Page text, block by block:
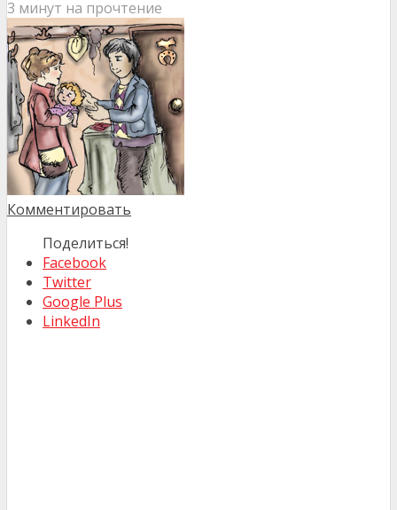
3 минут на прочтение
Комментировать
Поделиться!
Facebook
Twitter
Google Plus
LinkedIn